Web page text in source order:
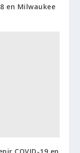
en Milwaukee